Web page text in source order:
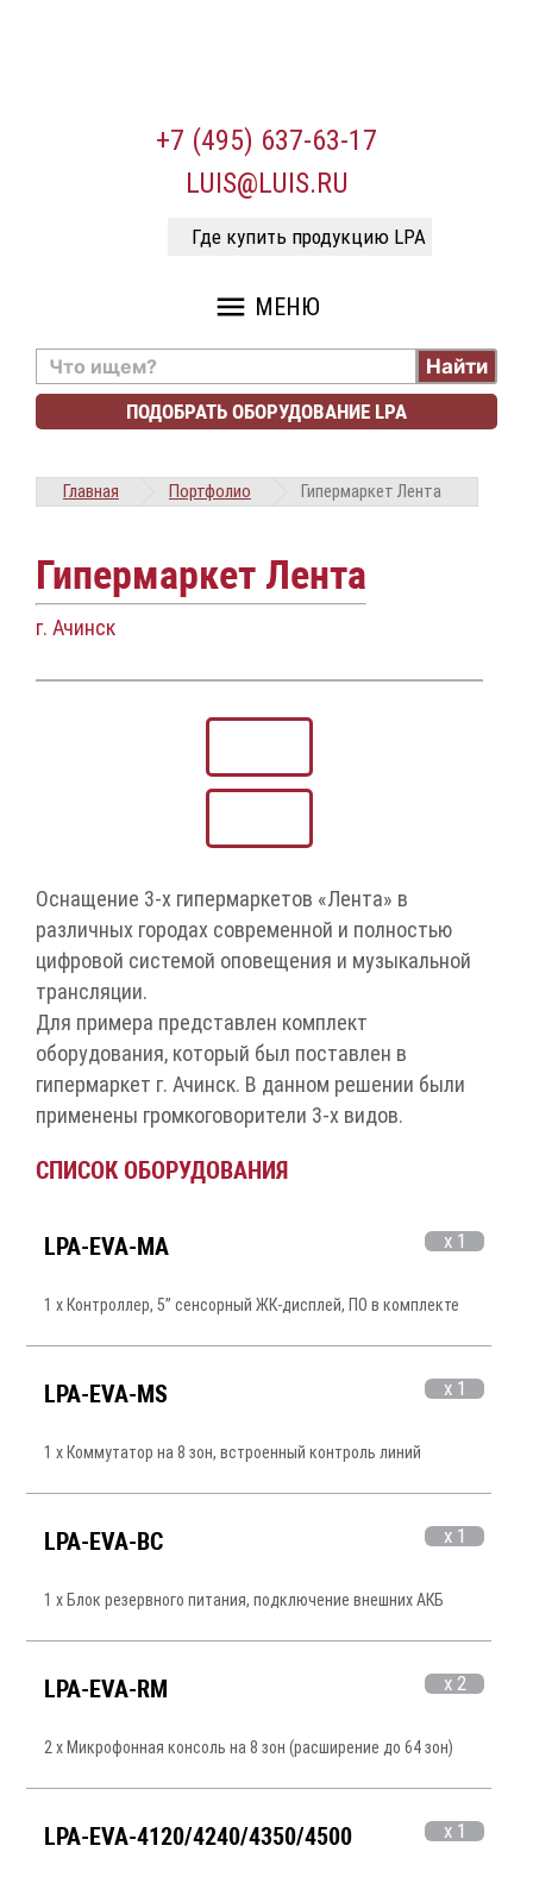
+7 (495) 637-63-17
LUIS@LUIS.RU
Где купить продукцию LPA
menu МЕНЮ
Найти
ПОДОБРАТЬ ОБОРУДОВАНИЕ LPA
Главная Портфолио Гипермаркет Лента
Гипермаркет Лента
г. Ачинск
Оснащение 3-х гипермаркетов «Лента» в
различных городах современной и полностью
цифровой системой оповещения и музыкальной
трансляции.
Для примера представлен комплект
оборудования, который был поставлен в
гипермаркет г. Ачинск. В данном решении были
применены громкоговорители 3-х видов.
СПИСОК ОБОРУДОВАНИЯ
x 1
LPA-EVA-MA
1 x Контроллер, 5” сенсорный ЖК-дисплей, ПО в комплекте
x 1
LPA-EVA-MS
1 x Коммутатор на 8 зон, встроенный контроль линий
x 1
LPA-EVA-BC
1 x Блок резервного питания, подключение внешних АКБ
x 2
LPA-EVA-RM
2 x Микрофонная консоль на 8 зон (расширение до 64 зон)
x 1
LPA-EVA-4120/4240/4350/4500